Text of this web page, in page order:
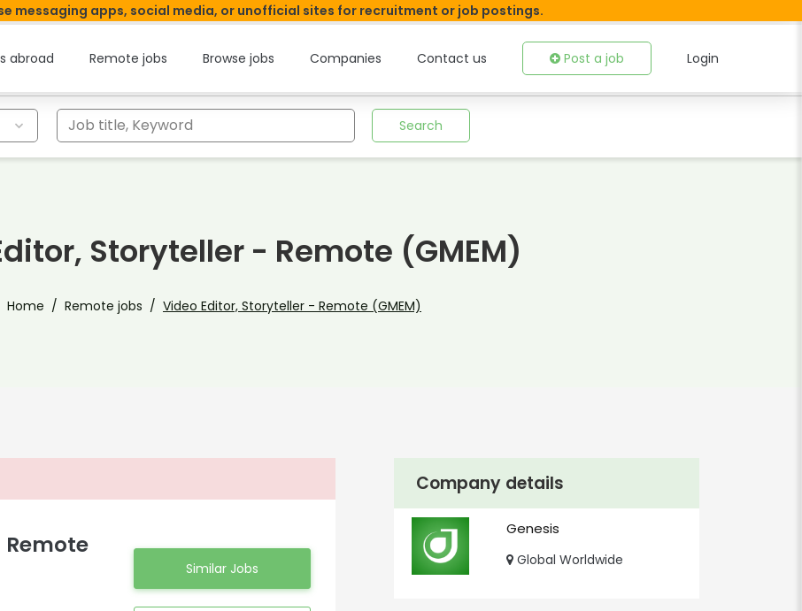
messaging apps, social media, or unofficial sites for recruitment or job postings.
abroad Remote jobs Browse jobs Companies Contact us Post a job Login
Job title, Keyword Search
Storyteller - Remote (GMEM)
Home Remote jobs Video Editor, Storyteller - Remote (GMEM)
Similar Jobs
Company details
Genesis
Global Worldwide